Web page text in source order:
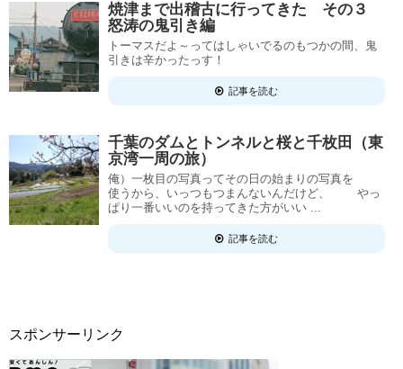
焼津まで出稽古に行ってきた その３
怒涛の鬼引き編
トーマスだよ～ってはしゃいでるのもつかの間、鬼
引きは辛かったっす！
記事を読む
千葉のダムとトンネルと桜と千枚田（東
京湾一周の旅）
俺）一枚目の写真ってその日の始まりの写真を
使うから、いっつもつまんないんだけど、 やっ
ぱり一番いいのを持ってきた方がいい ...
記事を読む
スポンサーリンク